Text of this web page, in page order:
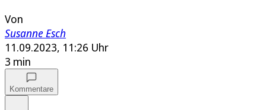
Von
Susanne Esch
11.09.2023, 11:26 Uhr
3 min
Kommentare